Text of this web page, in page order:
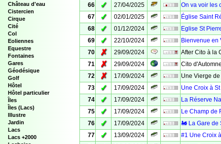
Château d'eau
Cistercien
Cirque
Cité
Col
Eoliennes
Equestre
Fontaines
Gares
Géodésique
Golf
Hôtel
Hôtel particulier
Îles
Îles (Lacs)
Illustre
Jardin
Lacs
Lacs +2000
66
✓ 27/04/2025
On va voir les
67
✓ 02/01/2025
Église Saint
68
✓ 01/12/2024
Eglise St
69
✓ 22/10/2024
Bienvenue en
70
✗ 29/09/2024
After Cito à la
71
✗ 29/09/2024
Cito
72
✗ 17/09/2024
Une Vierge
73
✓ 17/09/2024
Une Croix à
74
✓ 17/09/2024
La Réserve
75
✓ 17/09/2024
Le Champ de
76
✓ 17/09/2024
🚂 La Gare de
77
✓ 13/09/2024
#1 Une Croix